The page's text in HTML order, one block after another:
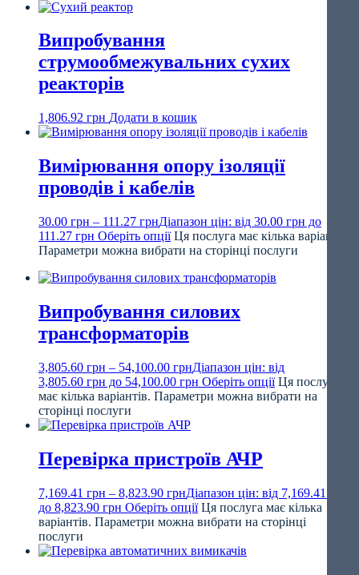
Випробування
струмообмежувальних сухих
реакторів
1,806.92 грн Додати в кошик
Вимірювання опору ізоляції
проводів і кабелів
30.00 грн – 111.27 грнДіапазон цін: від 30.00 грн до
111.27 грн Оберіть опції Ця послуга має кілька варіантів.
Параметри можна вибрати на сторінці послуги
Випробування силових
трансформаторів
3,805.60 грн – 54,100.00 грнДіапазон цін: від
3,805.60 грн до 54,100.00 грн Оберіть опції Ця послуга
має кілька варіантів. Параметри можна вибрати на
сторінці послуги
Перевірка пристроїв АЧР
7,169.41 грн – 8,823.90 грнДіапазон цін: від 7,169.41 грн
до 8,823.90 грн Оберіть опції Ця послуга має кілька
варіантів. Параметри можна вибрати на сторінці
послуги